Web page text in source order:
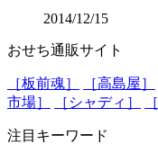
2014/12/15
おせち通販サイト
［板前魂］ ［高島屋］
市場］
［シャディ］
注目キーワード